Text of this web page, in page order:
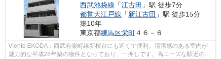
西武池袋線 「江古田 」駅 徒歩7分
都営大江戸線 「新江古田 」駅 徒歩15分
築10年
東京都練馬区栄町４６－６
Viento EKODA：西武有楽町線新桜台にも近くて便利。清潔感のある室内が
魅力的な平成28年築の物件となっており、一押しです。高ニーズな駅近の物